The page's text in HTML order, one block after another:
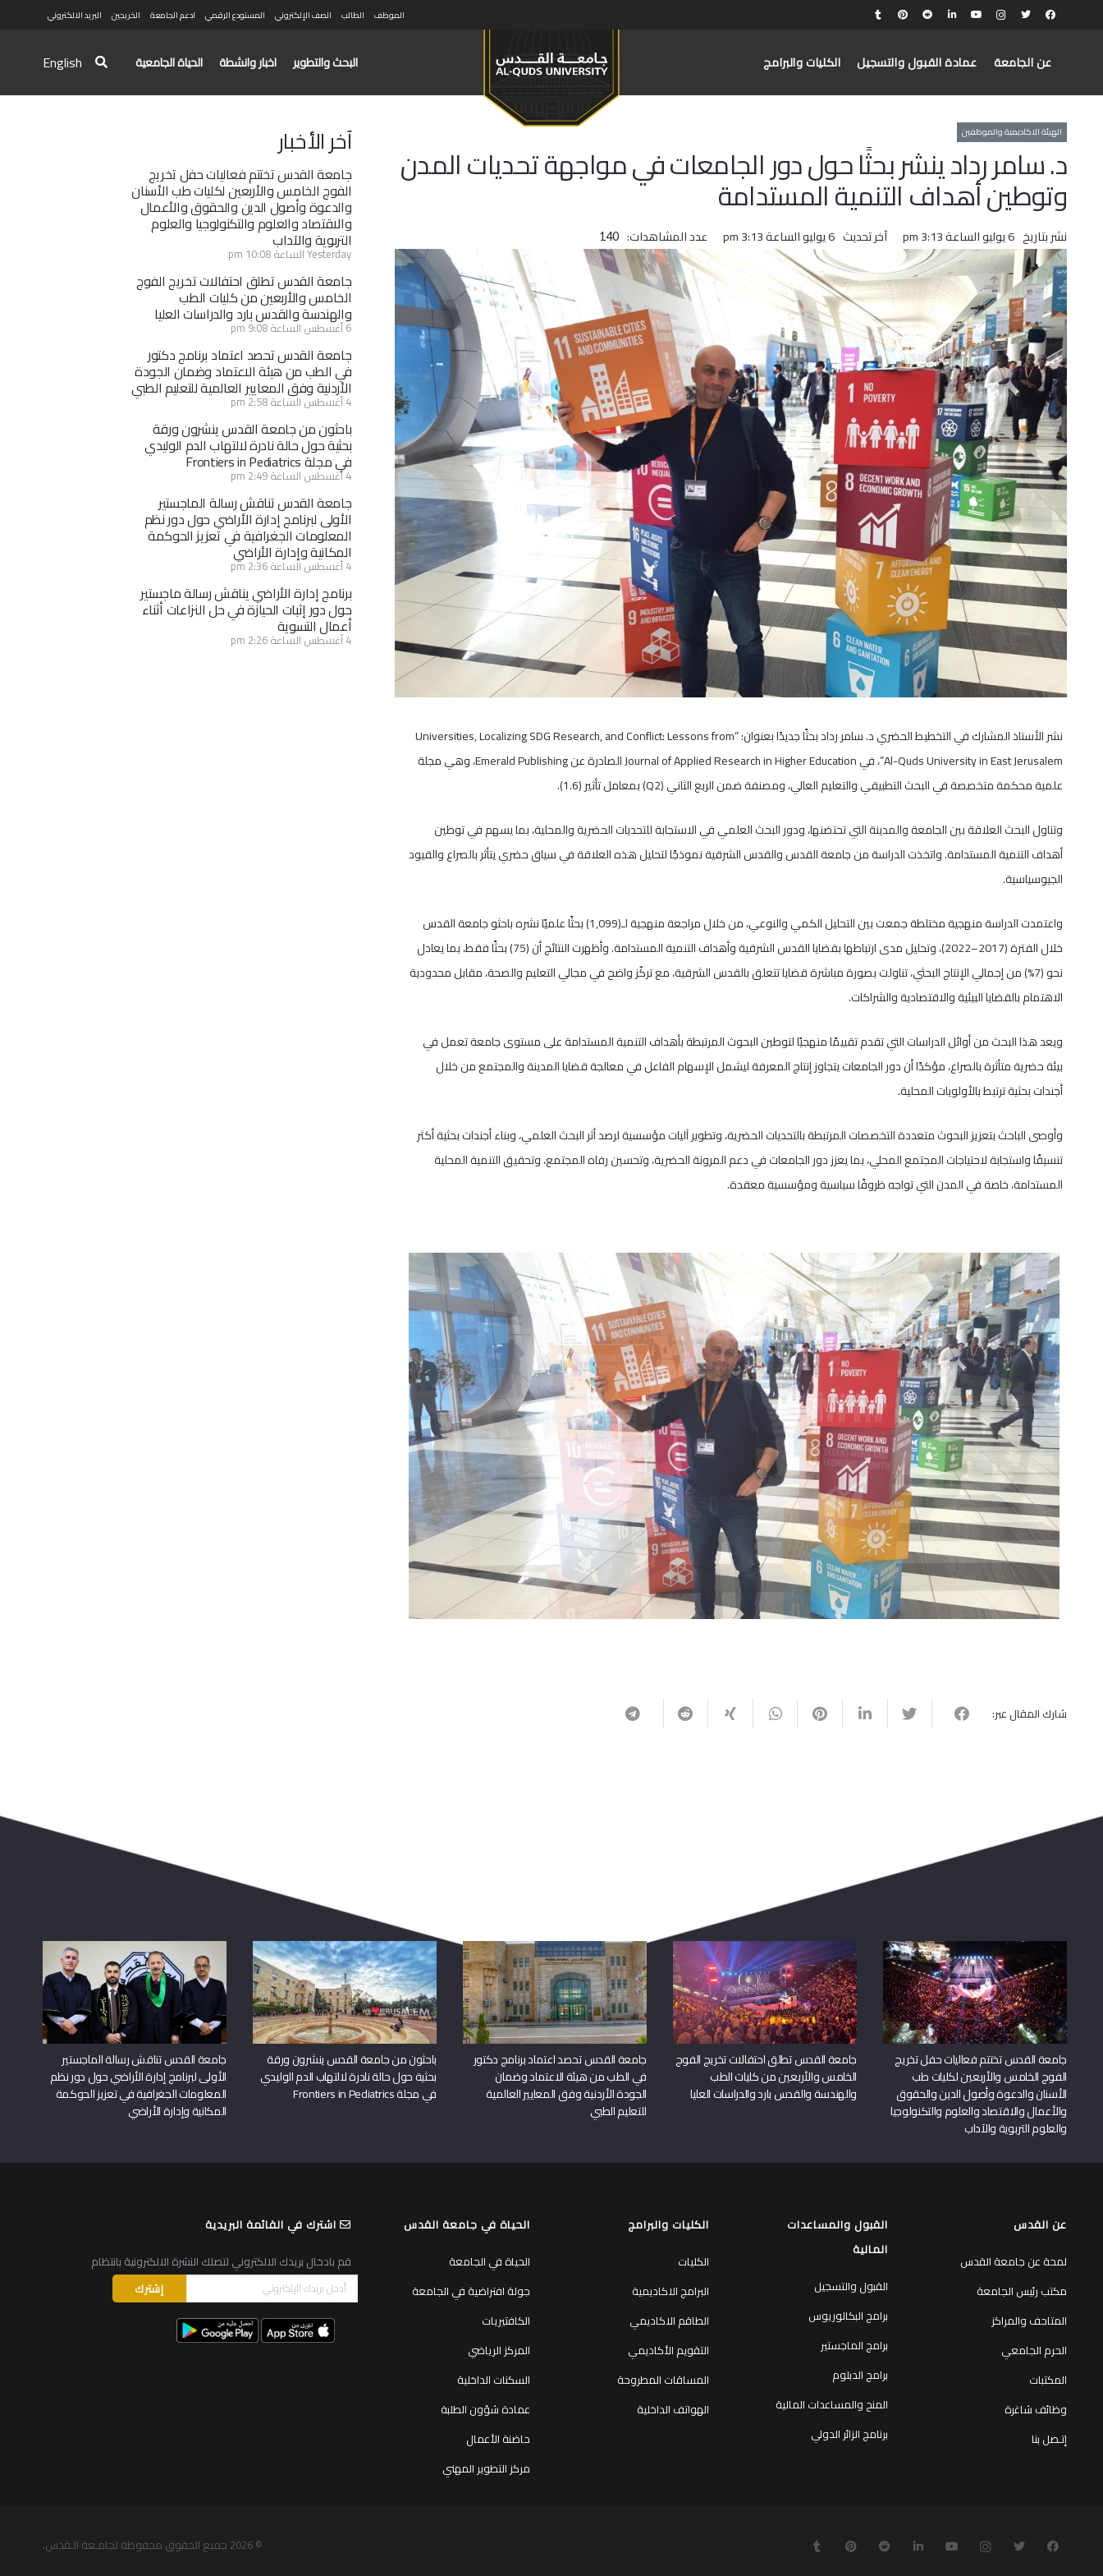
الموظف الطالب الصف الإلكتروني المستودع الرقمي ادعم الجامعة الخريجين البريد الالكتروني
عن الجامعة عمادة القبول والتسجيل الكليات والبرامج البحث والتطوير اخبار وانشطة الحياة الجامعية English
الهيئة الاكاديمية والموظفين
د. سامر رداد ينشر بحثًا حول دور الجامعات في مواجهة تحديات المدن
وتوطين أهداف التنمية المستدامة
نشر بتاريخ 6 يوليو الساعة 3:13 pm آخر تحديث 6 يوليو الساعة 3:13 pm عدد المشاهدات: 140
نشر الأستاذ المشارك في التخطيط الحضري د. سامر رداد بحثًا جديدًا بعنوان: “Universities, Localizing SDG Research, and Conflict: Lessons from
Al-Quds University in East Jerusalem”، في Journal of Applied Research in Higher Education الصادرة عن Emerald Publishing، وهي مجلة
علمية محكمة متخصصة في البحث التطبيقي والتعليم العالي، ومصنفة ضمن الربع الثاني (Q2) بمعامل تأثير (1.6).
وتناول البحث العلاقة بين الجامعة والمدينة التي تحتضنها، ودور البحث العلمي في الاستجابة للتحديات الحضرية والمحلية، بما يسهم في توطين
أهداف التنمية المستدامة. واتخذت الدراسة من جامعة القدس والقدس الشرقية نموذجًا لتحليل هذه العلاقة في سياق حضري يتأثر بالصراع والقيود
الجيوسياسية.
واعتمدت الدراسة منهجية مختلطة جمعت بين التحليل الكمي والنوعي، من خلال مراجعة منهجية لـ(1,099) بحثًا علميًا نشره باحثو جامعة القدس
خلال الفترة (2017–2022)، وتحليل مدى ارتباطها بقضايا القدس الشرقية وأهداف التنمية المستدامة. وأظهرت النتائج أن (75) بحثًا فقط، بما يعادل
نحو (7%) من إجمالي الإنتاج البحثي، تناولت بصورة مباشرة قضايا تتعلق بالقدس الشرقية، مع تركّز واضح في مجالي التعليم والصحة، مقابل محدودية
الاهتمام بالقضايا البيئية والاقتصادية والشراكات.
ويعد هذا البحث من أوائل الدراسات التي تقدم تقييمًا منهجيًا لتوطين البحوث المرتبطة بأهداف التنمية المستدامة على مستوى جامعة تعمل في
بيئة حضرية متأثرة بالصراع، مؤكدًا أن دور الجامعات يتجاوز إنتاج المعرفة ليشمل الإسهام الفاعل في معالجة قضايا المدينة والمجتمع من خلال
أجندات بحثية ترتبط بالأولويات المحلية.
وأوصى الباحث بتعزيز البحوث متعددة التخصصات المرتبطة بالتحديات الحضرية، وتطوير آليات مؤسسية لرصد أثر البحث العلمي، وبناء أجندات بحثية أكثر
تنسيقًا واستجابة لاحتياجات المجتمع المحلي، بما يعزز دور الجامعات في دعم المرونة الحضرية، وتحسين رفاه المجتمع، وتحقيق التنمية المحلية
المستدامة، خاصة في المدن التي تواجه ظروفًا سياسية ومؤسسية معقدة.
شارك المقال عبر:
آخر الأخبار
جامعة القدس تختتم فعاليات حفل تخريج
الفوج الخامس والأربعين لكليات طب الأسنان
والدعوة وأصول الدين والحقوق والأعمال
والاقتصاد والعلوم والتكنولوجيا والعلوم
التربوية والآداب
Yesterday الساعة 10:08 pm
جامعة القدس تطلق احتفالات تخريج الفوج
الخامس والأربعين من كليات الطب
والهندسة والقدس بارد والدراسات العليا
6 أغسطس الساعة 9:08 pm
جامعة القدس تحصد اعتماد برنامج دكتور
في الطب من هيئة الاعتماد وضمان الجودة
الأردنية وفق المعايير العالمية للتعليم الطبي
4 أغسطس الساعة 2:58 pm
باحثون من جامعة القدس ينشرون ورقة
بحثية حول حالة نادرة لالتهاب الدم الوليدي
في مجلة Frontiers in Pediatrics
4 أغسطس الساعة 2:49 pm
جامعة القدس تناقش رسالة الماجستير
الأولى لبرنامج إدارة الأراضي حول دور نظم
المعلومات الجغرافية في تعزيز الحوكمة
المكانية وإدارة الأراضي
4 أغسطس الساعة 2:36 pm
برنامج إدارة الأراضي يناقش رسالة ماجستير
حول دور إثبات الحيازة في حل النزاعات أثناء
أعمال التسوية
4 أغسطس الساعة 2:26 pm
جامعة القدس تختتم فعاليات حفل تخريج
الفوج الخامس والأربعين لكليات طب
الأسنان والدعوة وأصول الدين والحقوق
والأعمال والاقتصاد والعلوم والتكنولوجيا
والعلوم التربوية والآداب
جامعة القدس تطلق احتفالات تخريج الفوج
الخامس والأربعين من كليات الطب
والهندسة والقدس بارد والدراسات العليا
جامعة القدس تحصد اعتماد برنامج دكتور
في الطب من هيئة الاعتماد وضمان
الجودة الأردنية وفق المعايير العالمية
للتعليم الطبي
باحثون من جامعة القدس ينشرون ورقة
بحثية حول حالة نادرة لالتهاب الدم الوليدي
في مجلة Frontiers in Pediatrics
جامعة القدس تناقش رسالة الماجستير
الأولى لبرنامج إدارة الأراضي حول دور نظم
المعلومات الجغرافية في تعزيز الحوكمة
المكانية وإدارة الأراضي
عن القدس
لمحة عن جامعة القدس
مكتب رئيس الجامعة
المتاحف والمراكز
الحرم الجامعي
المكتبات
وظائف شاغرة
إتـصل بنا
القبول والمساعدات
المالية
القبول والتسجيل
برامج البكالوريوس
برامج الماجستير
برامج الدبلوم
المنح والمساعدات المالية
برنامج الزائر الدولي
الكليات والبرامج
الكليات
البرامج الاكاديمية
الطاقم الاكاديمي
التقويم الأكاديمي
المساقات المطروحة
الهواتف الداخلية
الحياة في جامعة القدس
الحياة في الجامعة
جولة افتراضية في الجامعة
الكافتيريات
المركز الرياضي
السكنات الداخلية
عمادة شؤون الطلبة
حاضنة الأعمال
مركز التطوير المهني
اشترك في القائمة البريدية
قم بادخال بريدك الالكتروني لتصلك النشرة الالكترونية بانتظام
© 2026 جميع الحقوق محفوظة لجامـعة الـقدس